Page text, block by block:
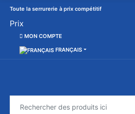
Toute la serrurerie à prix compétitif
Prix
MON COMPTE
FRANÇAIS